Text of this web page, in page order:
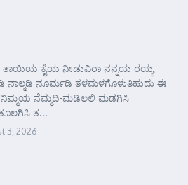
ಕೈಯ ನೀಡುವಿರಾ ನನ್ನಯ ರಯ್ಯ
ನಾಲ್ಮಡಿ ನೂರ್ಮಡಿ ತಳಮಳಗೊಳುತಿಹುದು ಈ
ನಿಮ್ಮಯ ನೆಮ್ಮದಿ-ಮಡಿಲಲಿ ಮಡಗಿಸಿ
ತ...
3, 2026